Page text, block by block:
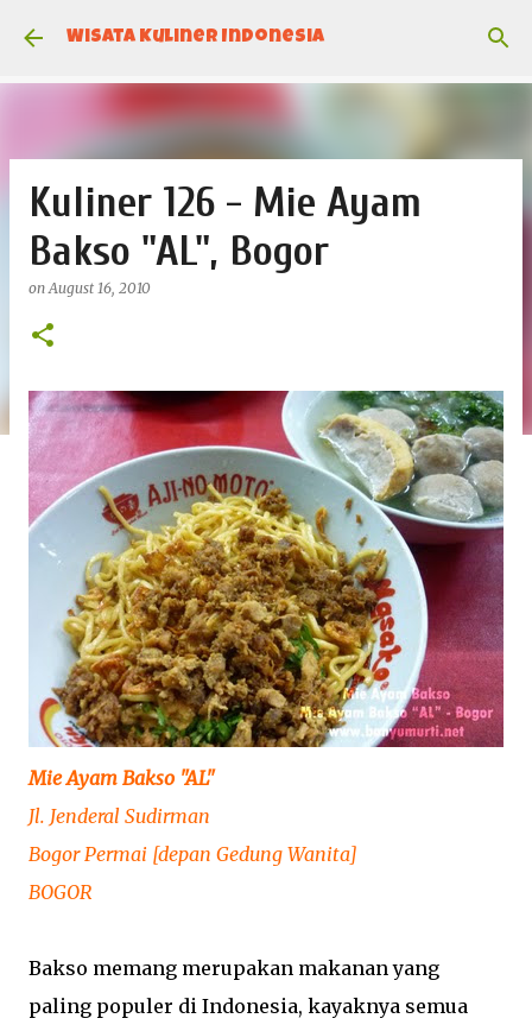
Skip to main content
Wisata Kuliner Indonesia
Kuliner 126 - Mie Ayam
Bakso "AL", Bogor
onAugust 16, 2010
Mie Ayam Bakso "AL"
Jl. Jenderal Sudirman
Bogor Permai [depan Gedung Wanita]
BOGOR
Bakso memang merupakan makanan yang
paling populer di Indonesia, kayaknya semua